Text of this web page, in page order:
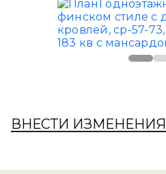
ВНЕСТИ ИЗМЕНЕНИЯ